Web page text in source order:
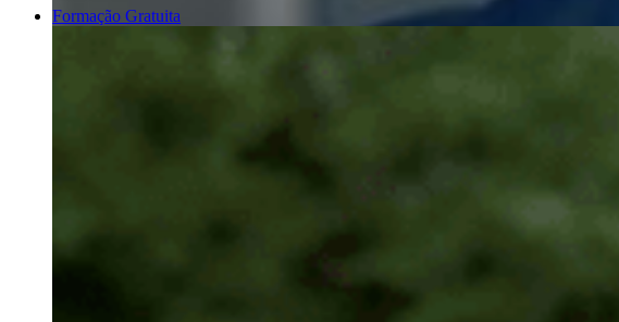
Formação Gratuita